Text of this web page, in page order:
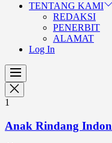
TENTANG KAMI
REDAKSI
PENERBIT
ALAMAT
Log In
1
Anak Rindang